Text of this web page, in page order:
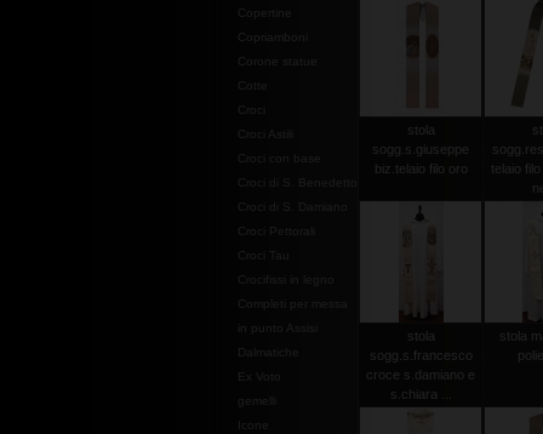
Copertine
Copriamboni
Corone statue
Cotte
Croci
Croci Astili
Croci con base
Croci di S. Benedetto
Croci di S. Damiano
Croci Pettorali
Croci Tau
Crocifissi in legno
Completi per messa
in punto Assisi
Dalmatiche
Ex Voto
gemelli
stola
sogg.s.giuseppe
biz.telaio filo oro
telaio
stola
sogg.s.francesco
croce s.damiano e
s.chiara ...
stola